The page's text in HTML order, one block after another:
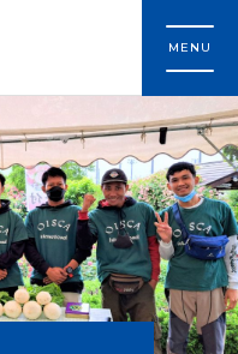
MENU